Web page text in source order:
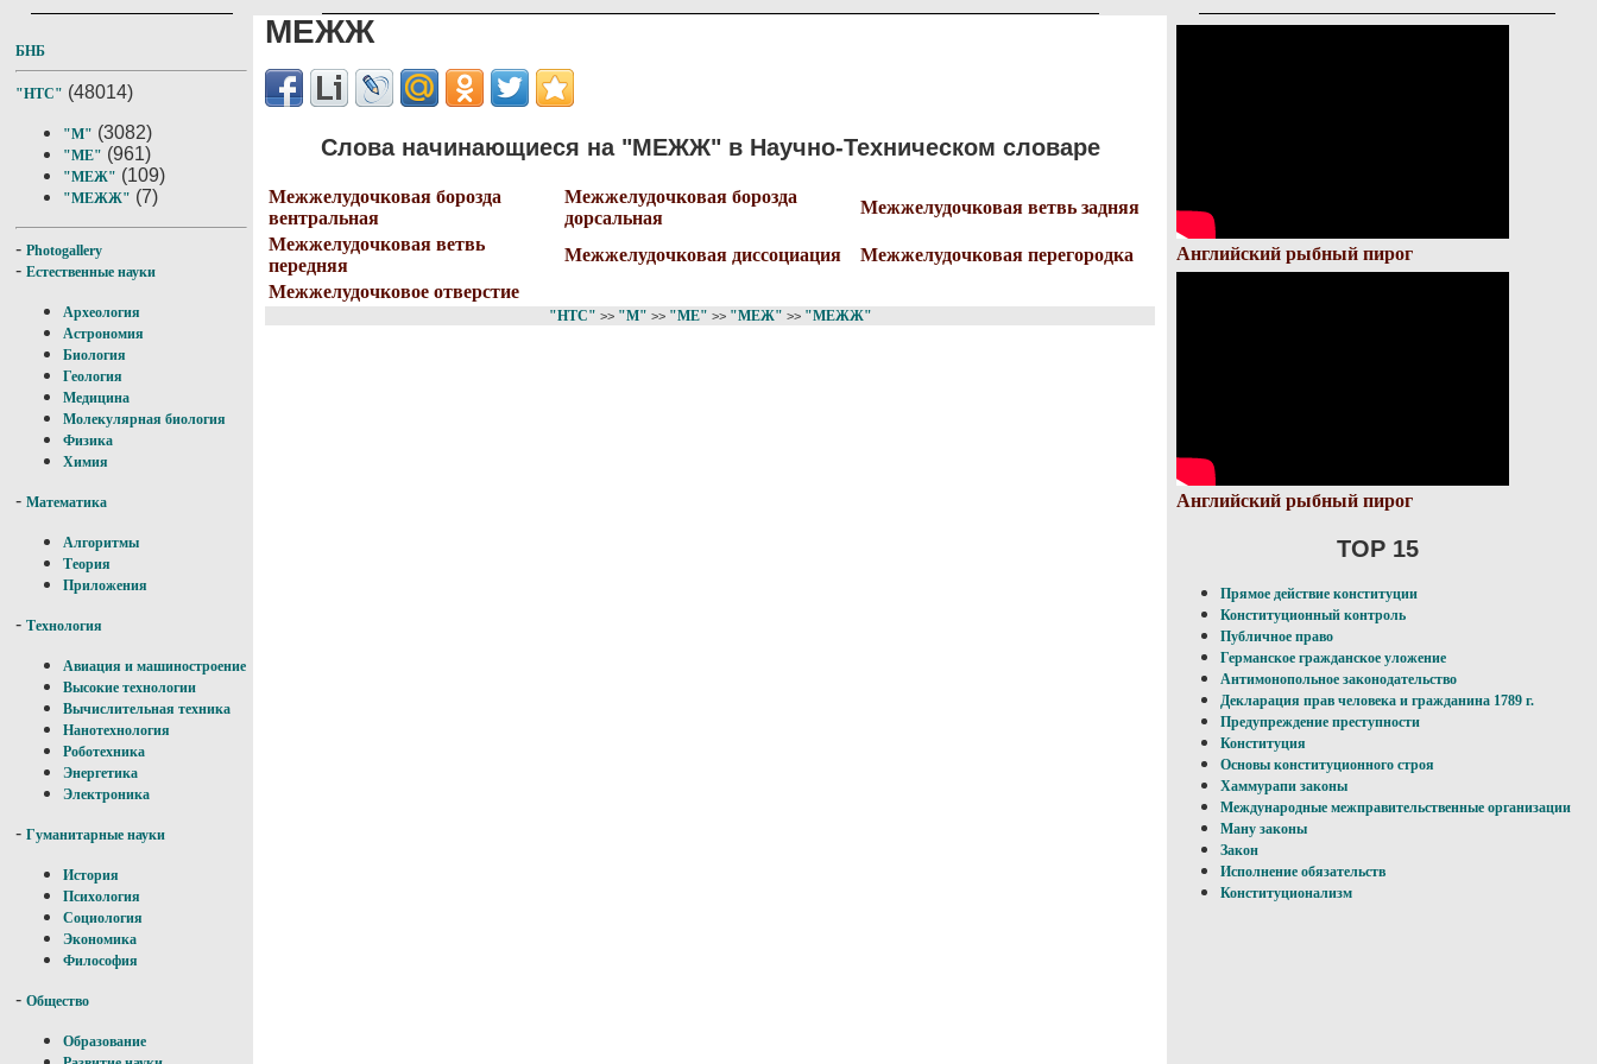
БНБ
"НТС" (48014)
"М" (3082)
"МЕ" (961)
"МЕЖ" (109)
"МЕЖЖ" (7)
- Photogallery
- Естественные науки
Археология
Астрономия
Биология
Геология
Медицина
Молекулярная биология
Физика
Химия
- Математика
Алгоритмы
Теория
Приложения
- Технология
Авиация и машиностроение
Высокие технологии
Вычислительная техника
Нанотехнология
Роботехника
Энергетика
Электроника
- Гуманитарные науки
История
Психология
Социология
Экономика
Философия
- Общество
Образование
МЕЖЖ
Слова начинающиеся на "МЕЖЖ" в Научно-Техническом словаре
Межжелудочковая борозда
вентральная
Межжелудочковая борозда
дорсальная
Межжелудочковая ветвь задняя
Межжелудочковая ветвь
передняя
Межжелудочковая диссоциация
Межжелудочковая перегородка
Межжелудочковое отверстие
"НТС" >> "М" >> "МЕ" >> "МЕЖ" >> "МЕЖЖ"
Английский рыбный пирог
Английский рыбный пирог
TOP 15
Прямое действие конституции
Конституционный контроль
Публичное право
Германское гражданское уложение
Антимонопольное законодательство
Декларация прав человека и гражданина 1789 г.
Предупреждение преступности
Конституция
Основы конституционного строя
Хаммурапи законы
Международные межправительственные организации
Ману законы
Закон
Исполнение обязательств
Конституционализм